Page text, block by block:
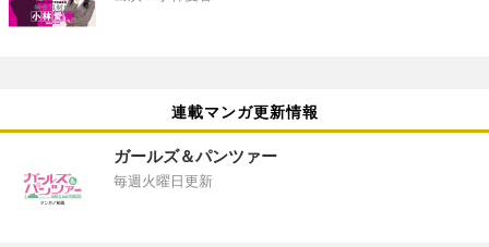
連載マンガ更新情報
ガールズ＆パンツァー
毎週火曜日更新